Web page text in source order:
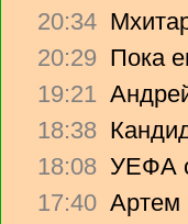
20:34
20:29 Пока
19:21
18:38
18:08 УЕФА
17:40 Артем